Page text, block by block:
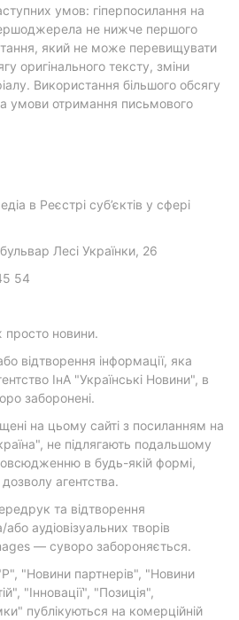
умов: гіперпосилання на
не нижче першого
який не може перевищувати
оригінального тексту, зміни
Використання більшого обсягу
умови отримання письмового
в Реєстрі суб’єктів у сфері
Лесі Українки, 26
54
просто новини.
відтворення інформації, яка
ІнА "Українські Новини", в
заборонені.
на цьому сайті з посиланням на
не підлягають подальшому
в будь-якій формі,
агентства.
та відтворення
аудіовізуальних творів
— суворо забороняється.
"Новини партнерів", "Новини
"Інновації", "Позиція",
публікуються на комерційній